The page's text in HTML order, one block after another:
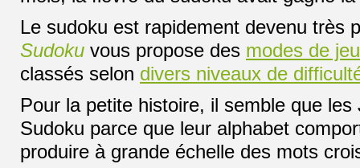
Le sudoku est rapidement devenu très
Sudoku vous propose des modes de
classés selon divers niveaux de
Pour la petite histoire, il semble que
Sudoku parce que leur alphabet
produire à grande échelle des mots